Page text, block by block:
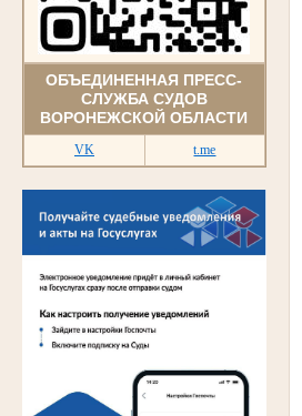
ОБЪЕДИНЕННАЯ ПРЕСС-
СЛУЖБА СУДОВ
ВОРОНЕЖСКОЙ ОБЛАСТИ
VK t.me